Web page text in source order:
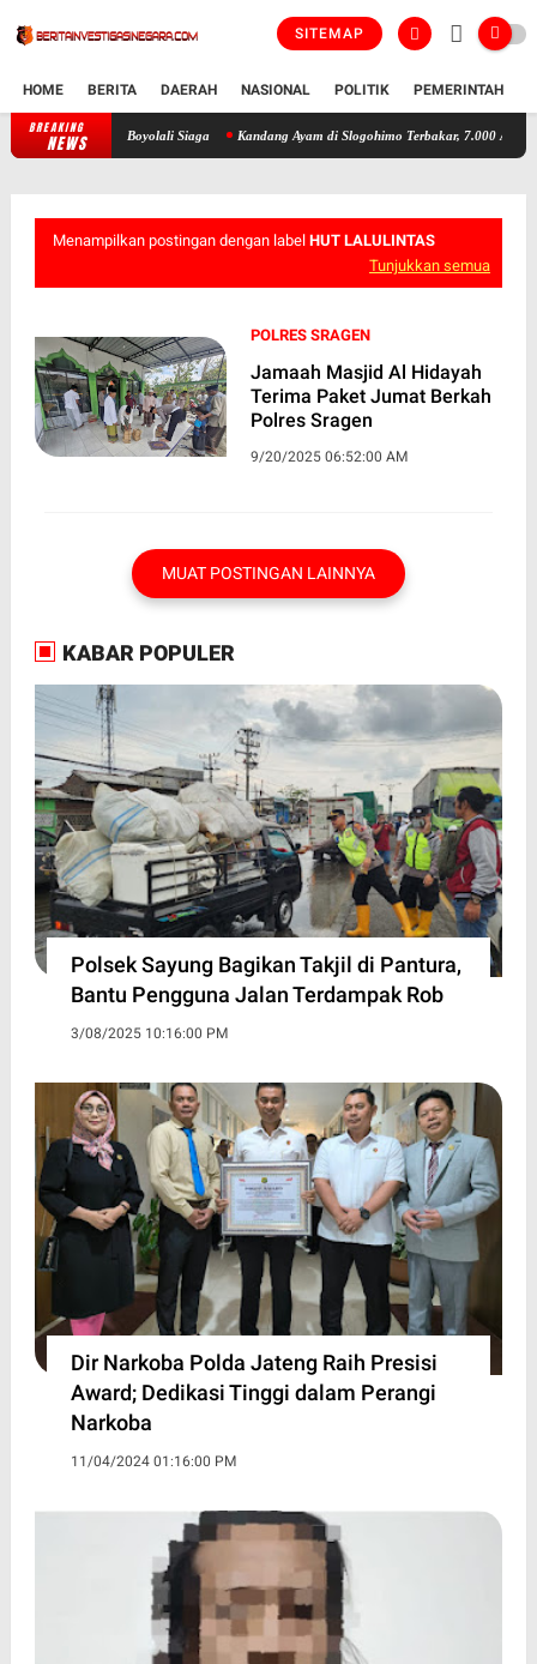
SITEMAP
HOME BERITA DAERAH NASIONAL POLITIK PEMERINTAH
BREAKING
NEWS 700 Warga Ramaikan Sedekah Waduk Cengklik, Polres Boyolali Siaga
Menampilkan postingan dengan label HUT LALULINTAS
Tunjukkan semua
POLRES SRAGEN
Jamaah Masjid Al Hidayah
Terima Paket Jumat Berkah
Polres Sragen
9/20/2025 06:52:00 AM
MUAT POSTINGAN LAINNYA
KABAR POPULER
Polsek Sayung Bagikan Takjil di Pantura,
Bantu Pengguna Jalan Terdampak Rob
3/08/2025 10:16:00 PM
Dir Narkoba Polda Jateng Raih Presisi
Award; Dedikasi Tinggi dalam Perangi
Narkoba
11/04/2024 01:16:00 PM